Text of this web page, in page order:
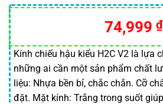
5.00trên 5
dựa trên
30
đánh giá
Giá
gốc
là:
80,000
74,999 ₫
Kính chiếu hậu kiểu H2C V2 là lựa
những ai cần một sản phẩm chất
liệu: Nhựa bền bỉ, chắc chắn. Cỡ
đặt. Mặt kính: Trắng trong suốt